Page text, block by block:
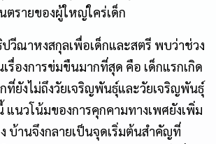
รายของผู้ใหญ่ใคร่เด็ก
วีณาหงสกุลเพื่อเด็กและสตรี พบว่าช่วง
เรื่องการข่มขืนมากที่สุด คือ เด็กแรกเกิด
ที่ยังไม่ถึงวัยเจริญพันธุ์และวัยเจริญพันธุ์
นวโน้มของการคุกคามทางเพศยังเพิ่ม
บ้านจึงกลายเป็นจุดเริ่มต้นสำคัญที่